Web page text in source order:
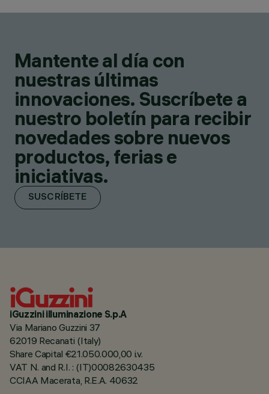
Mantente al día con
nuestras últimas
innovaciones. Suscríbete a
nuestro boletín para recibir
novedades sobre nuevos
productos, ferias e
iniciativas.
SUSCRÍBETE
iGuzzini illuminazione S.p.A
Via Mariano Guzzini 37
62019 Recanati (Italy)
Share Capital €21.050.000,00 i.v.
VAT N. and R.I. : (IT)00082630435
CCIAA Macerata, R.E.A. 40632